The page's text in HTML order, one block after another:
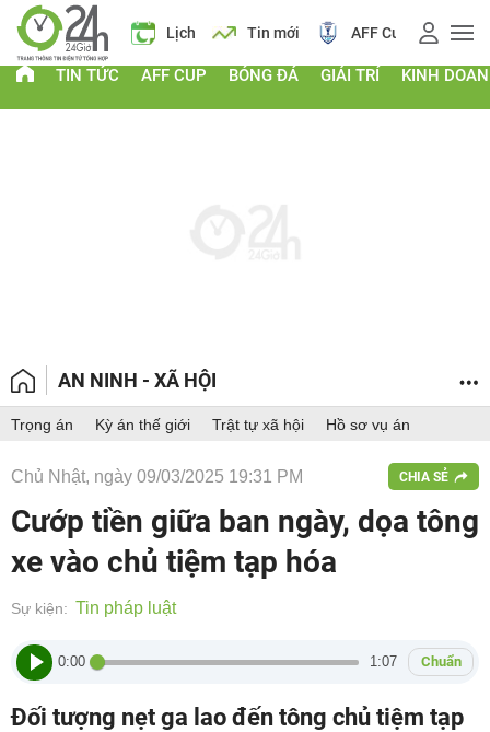
Giá vàng Lịch Tin mới AFF Cup Điểm
TIN TỨC AFF CUP BÓNG ĐÁ GIẢI TRÍ KINH
AN NINH - XÃ HỘI
Trọng án Kỳ án thế giới Trật tự xã hội Hồ sơ vụ án
Chủ Nhật, ngày 09/03/2025 19:31 PM CHIA SẺ
Cướp tiền giữa ban ngày, dọa tông
xe vào chủ tiệm tạp hóa
Sự kiện: Tin pháp luật
0:00 1:07 Chuẩn
Đối tượng nẹt ga lao đến tông chủ tiệm tạp